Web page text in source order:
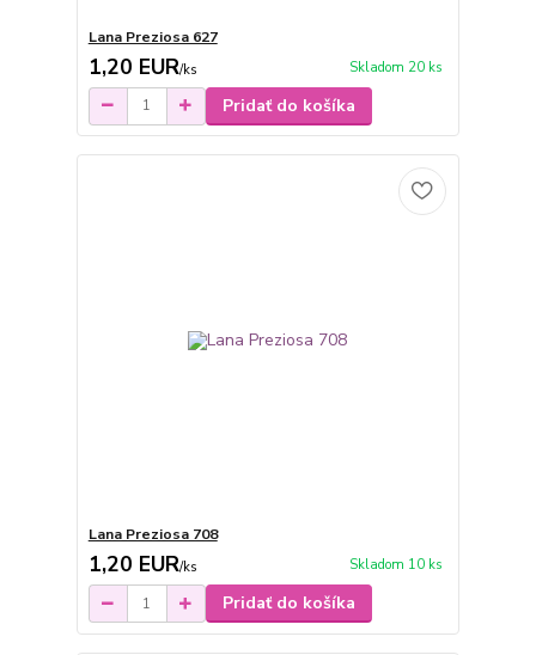
Lana Preziosa 627
1,20 EUR/ks Skladom 20 ks
Pridať do košíka
Lana Preziosa 708
1,20 EUR/ks Skladom 10 ks
Pridať do košíka